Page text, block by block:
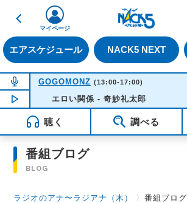
戻る
エアスケジュール NACK5 NEXT
マイページ
NOW ON AIR
GOGOMONZ (13:00-17:00)
NOW PLAYING14:56
エロい関係 - 奇妙礼太郎
聴く 調べる
番組ブログ
BLOG
ラジオのアナ〜ラジアナ（木） 〉番組ブログ